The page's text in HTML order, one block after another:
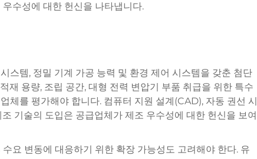
수성에 대한 헌신을 나타냅니다.
스템, 정밀 기계 가공 능력 및 환경 제어 시스템을 갖춘 첨단
재 용량, 조립 공간, 대형 전력 변압기 부품 취급을 위한 특수
체를 평가해야 합니다. 컴퓨터 지원 설계(CAD), 자동 권선 시
기술의 도입은 공급업체가 제조 우수성에 대한 헌신을 보여
요 변동에 대응하기 위한 확장 가능성도 고려해야 한다. 유